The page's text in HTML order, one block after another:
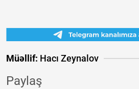
Müəllif: Hacı Zeynalov
Paylaş